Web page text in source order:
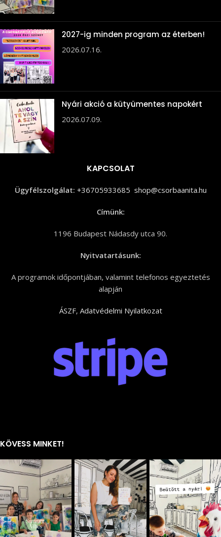
2027-ig minden program az éterben!
2026.07.16.
Nyári akció a kütyümentes napokért
2026.07.09.
KAPCSOLAT
Ügyfélszolgálat: +36705933685 shop@csorbaanita.hu
Címünk:
1196 Budapest Nádasdy utca 90.
Nyitvatartásunk:
A programok időpontjában, valamint telefonos egyeztetés
alapján
ÁSZF, Adatvédelmi Nyilatkozat
KÖVESS MINKET!